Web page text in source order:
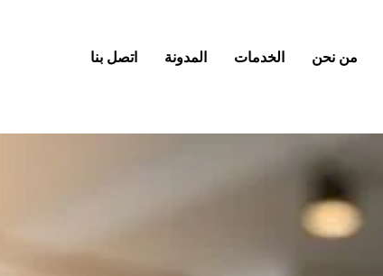
من نحن الخدمات المدونة اتصل بنا